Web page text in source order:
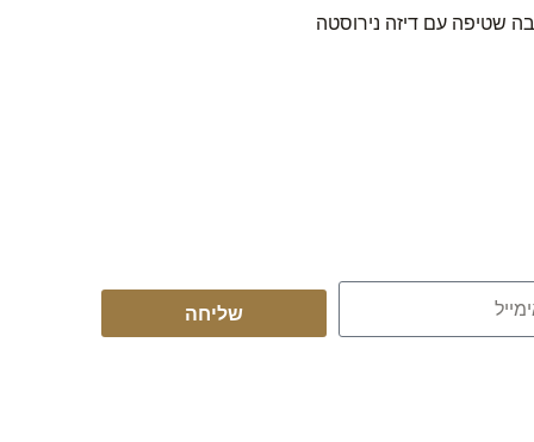
שטיפה עם דיזה נירוסטה
שליחה